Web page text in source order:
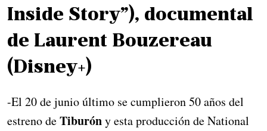
Inside Story”), documental
de Laurent Bouzereau
(Disney+)
-El 20 de junio último se cumplieron 50 años del
estreno deTiburóny esta producción de National